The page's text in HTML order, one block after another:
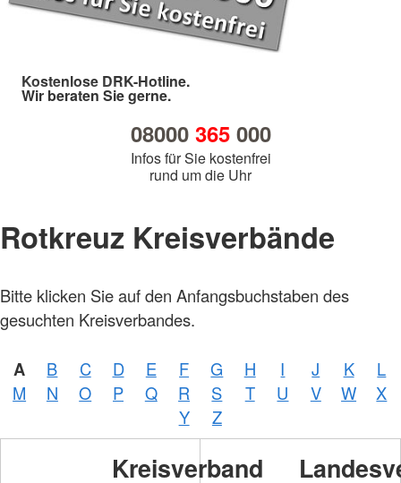
Kostenlose DRK-Hotline.
Wir beraten Sie gerne.
08000 365000
Infos für Sie kostenfrei
rund um die Uhr
Rotkreuz Kreisverbände
Bitte klicken Sie auf den Anfangsbuchstaben des
gesuchten Kreisverbandes.
A B C D E F G H I J K
L
M
N O P Q R S T U V W
X
Y
Z
Kreisverband